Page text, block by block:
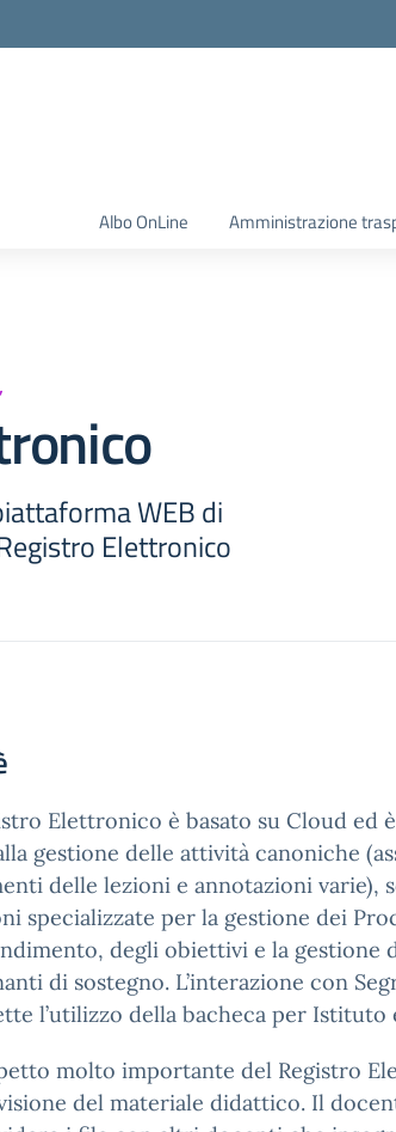
Albo OnLine Amministrazione
WEB di
Elettronico
Elettronico è basato su Cloud ed
gestione delle attività canoniche
delle lezioni e annotazioni varie),
specializzate per la gestione dei
degli obiettivi e la gestione
di sostegno. L’interazione con
l’utilizzo della bacheca per Istituto
molto importante del Registro
del materiale didattico. Il